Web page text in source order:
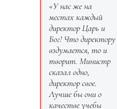
«У нас же на
местах каждый
директор Царь и
Бог! Что директору
вздумается, то и
творит. Министр
сказал одно,
директор свое.
Лучше бы они о
качестве учебы